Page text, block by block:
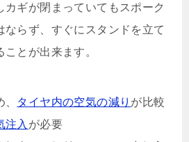
カギが閉まっていてもスポーク
ならず、すぐにスタンドを立て
とが出来ます。
タイヤ内の空気の減り が比較
注入 が必要